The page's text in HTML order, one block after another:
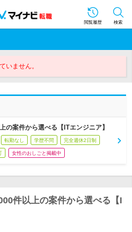
閲覧履歴 検索
いません。
の案件から選べる【ITエンジニア】
転勤なし 学歴不問 完全週休2日制
女性のおしごと掲載中
件以上の案件から選べる【I